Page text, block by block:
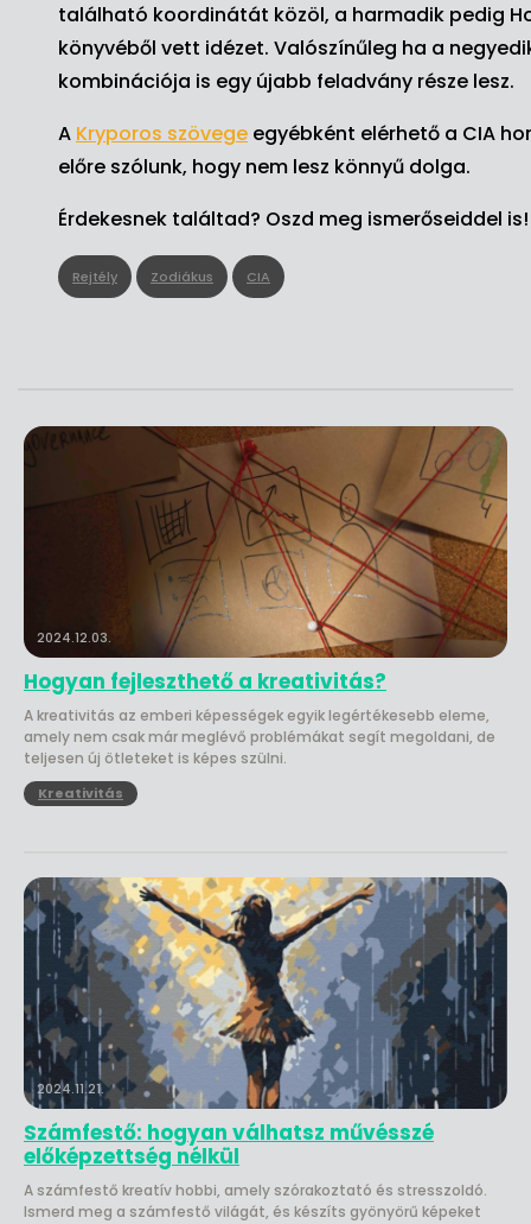
található koordinátát közöl, a harmadik pedig
könyvéből vett idézet. Valószínűleg ha a
kombinációja is egy újabb feladvány része lesz.
A Kryporos szövege egyébként elérhető a CIA
előre szólunk, hogy nem lesz könnyű dolga.
Érdekesnek találtad? Oszd meg ismerőseiddel is!
Rejtély Zodiákus CIA
2024.12.03.
Hogyan fejleszthető a kreativitás?
A kreativitás az emberi képességek egyik legértékesebb eleme,
amely nem csak már meglévő problémákat segít megoldani, de
teljesen új ötleteket is képes szülni.
Kreativitás
2024.11.21.
Számfestő: hogyan válhatsz művésszé
előképzettség nélkül
A számfestő kreatív hobbi, amely szórakoztató és stresszoldó.
Ismerd meg a számfestő világát, és készíts gyönyörű képeket